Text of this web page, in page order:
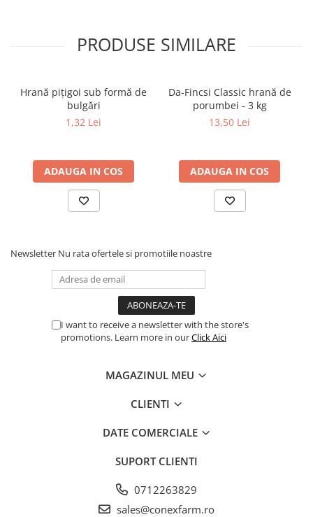
PRODUSE SIMILARE
Hrană piţigoi sub formă de
bulgări
1,32 Lei
ADAUGA IN COS
Da-Fincsi Classic hrană de
porumbei - 3 kg
13,50 Lei
ADAUGA IN COS
Newsletter Nu rata ofertele si promotiile noastre
I want to receive a newsletter with the store's
promotions. Learn more in ourClick Aici
MAGAZINUL MEU
CLIENTI
DATE COMERCIALE
SUPORT CLIENTI
0712263829
sales@conexfarm.ro